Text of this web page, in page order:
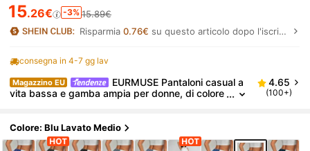
15.26€ -3% 15.89€
Risparmia0.76€ su questo articolo dopo l'iscrizione.
consegna in 4-7 gg lav
Magazzino EU
EURMUSE Pantaloni casual a
vita bassa e gamba ampia per donne, di colore
4.65
(100+)
Colore: Blu Lavato Medio